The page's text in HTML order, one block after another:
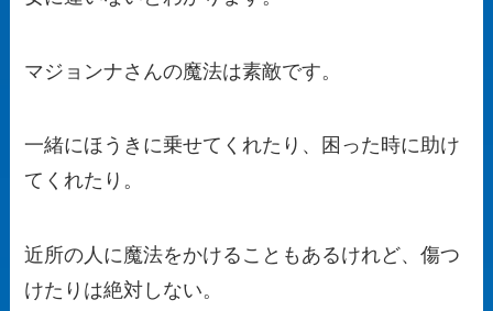
マジョンナさんの魔法は素敵です。
一緒にほうきに乗せてくれたり、困った時に助け
てくれたり。
近所の人に魔法をかけることもあるけれど、傷つ
けたりは絶対しない。